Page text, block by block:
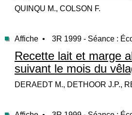
QUINQU M., COLSON F.
Affiche • 3R 1999 - Séance :
Recette lait et marge
suivant le mois du
DERAEDT M., DETHOOR J.P.,